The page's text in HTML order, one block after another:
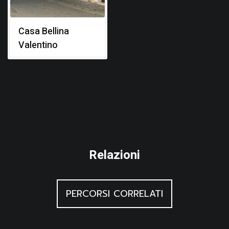
e dei Bellina. Data l’assenza di elementi decorativi
significativi, fatta eccezione il portale quattro-
cinquecentesco, è probabile che si tratti di un’architettura
borghese, nei cui locali i proprietari erano dediti,
presente edificio, aveva analoga destinazione d’uso.
Risalivano ai secoli XVI – XVII, invece, le finestre
rettangolari un tempo presenti al piano terra, visibili in una
presa fotografica del 1968 allegata alla scheda cartacea.
Casa Bellina
Valentino
Relazioni
PERCORSI CORRELATI